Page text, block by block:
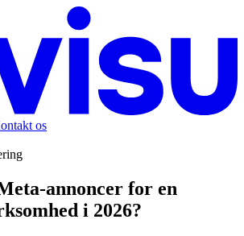
os
annoncer for en
i 2026?